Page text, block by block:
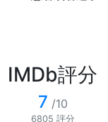
IMDb評分
7 /10
6805 評分